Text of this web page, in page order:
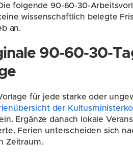
folgende 90-60-30-
wissenschaftlich belegte
an.
90-60-30-
der
Ergänze danach lokale
Ferien unterscheiden sich
Zeitraum.